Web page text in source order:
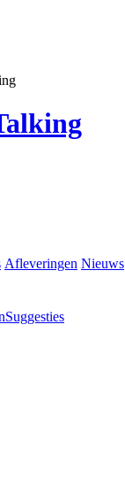
Afleveringen Nieuws
Suggesties